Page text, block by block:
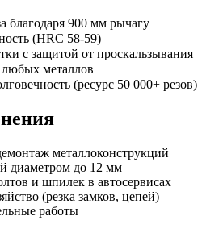
благодаря 900 мм рычагу
(HRC 58-59)
с защитой от проскальзывания
металлов
(ресурс 50 000+ резов)
металлоконструкций
диаметром до 12 мм
и шпилек в автосервисах
(резка замков, цепей)
работы